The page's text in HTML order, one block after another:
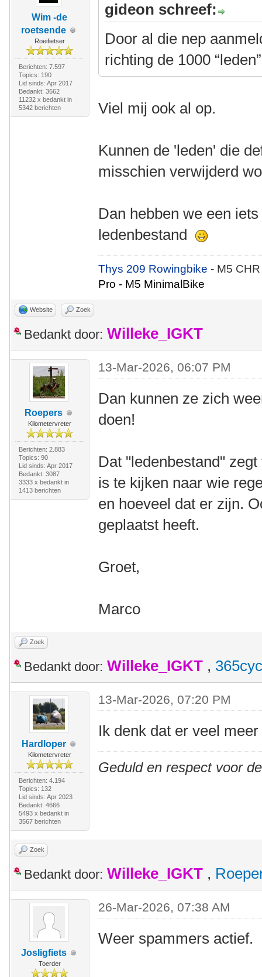
Wim -de
roetsende
Roeifietser
Berichten: 7.597
Topics: 190
Lid sinds: Apr 2017
Bedankt: 3662
11232 x bedankt in
5342 berichten
gideon schreef:
Door al die nep
richting de 1000
Viel mij ook al op.
Kunnen de 'leden' die
misschien verwijderd
Dan hebben we een
ledenbestand
Thys 209 Rowingbike- M5
Pro - M5 MinimalBike
Website Zoek
Bedankt door: Willeke_IGKT
Roepers
Kilometervreter
Berichten: 2.883
Topics: 90
Lid sinds: Apr 2017
Bedankt: 3087
3333 x bedankt in
1413 berichten
13-Mar-2026, 06:07 PM
Dan kunnen ze zich
doen!
Dat "ledenbestand"
is te kijken naar wie
en hoeveel dat er zijn.
geplaatst heeft.
Groet,
Marco
Zoek
Bedankt door: Willeke_IGKT ,
Hardloper
Kilometervreter
Berichten: 4.194
Topics: 132
Lid sinds: Apr 2023
Bedankt: 4666
5493 x bedankt in
3567 berichten
13-Mar-2026, 07:20 PM
Ik denk dat er veel
Geduld en respect voor
Zoek
Bedankt door: Willeke_IGKT ,
Josligfiets
Toerder
26-Mar-2026, 07:38 AM
Weer spammers actief.